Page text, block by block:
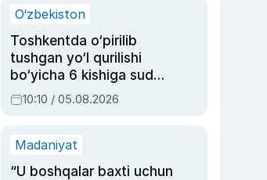
O‘zbekiston
Toshkentda o‘pirilib
tushgan yo‘l qurilishi
bo‘yicha 6 kishiga sud
hukmi o‘qildi
10:10 / 05.08.2026
Madaniyat
“U boshqalar baxti uchun